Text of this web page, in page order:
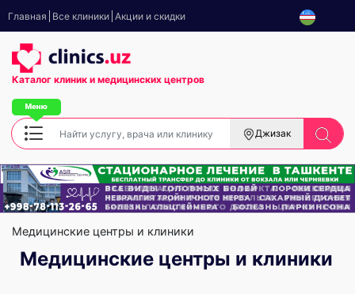
Главная Все клиники Акции и скидки
Каталог клиник и медицинских центров
Джизак
Медицинские центры и клиники
Медицинские центры и клиники